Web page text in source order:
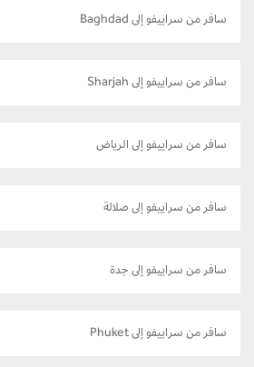
سافر من سراييفو إلى Baghdad
سافر من سراييفو إلى Sharjah
سافر من سراييفو إلى الرياض
سافر من سراييفو إلى صلالة
سافر من سراييفو إلى جدة
سافر من سراييفو إلى Phuket